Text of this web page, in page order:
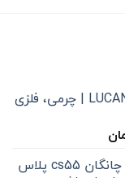
قاب ریموت طرح هرمس LUCANO L7 | چرمی، فلزی
قیمت
1,590,000 تومان
روداشبوردی سه‌ لایه طرح کربن چانگان cs55 پلاس